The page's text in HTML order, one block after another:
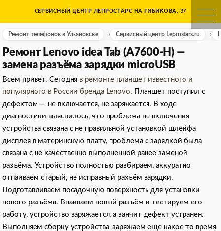
content
Ремонт телефонов в
СЕРВИСНЫЙ ЦЕНТР ЛЕПРОСТАРС НА РЯБИКОВА, 37
Ремонт телефонов в Ульяновске Сервисный центр Leprostars.ru
Ремонт Lenovo idea Tab (A7600-H) —
замена разъёма зарядки microUSB
Всем привет. Сегодня в ремонте планшет известного и
популярного в России бренда Lenovo. Планшет поступил с
дефектом — не включается, не заряжается. В ходе
диагностики выяснилось, что проблема не включения
устройства связана с не правильной установкой шлейфа
дисплея в материнскую плату, проблема с зарядкой была
связана с не качественно выполненной ранее заменой
разъёма. Устройство полностью разбираем, аккуратно
отпаиваем старый, не исправный рахъём зарядки.
Подготавливаем посадочную поверхность для установки
нового разъёма. Впаиваем новый разъём и тестируем его
работу, устройство заряжается, а занчит дефект устранен.
Выполняем сборку устройства, заряжаем еще какое то время